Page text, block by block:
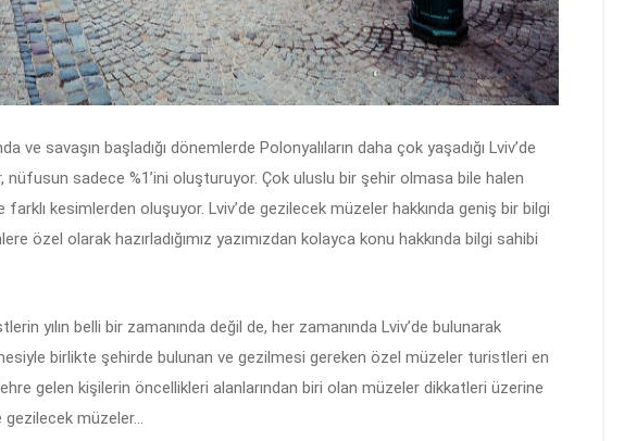
ve savaşın başladığı dönemlerde Polonyalıların daha çok yaşadığı Lviv’de
nüfusun sadece %1’ini oluşturuyor. Çok uluslu bir şehir olmasa bile halen
farklı kesimlerden oluşuyor. Lviv’de gezilecek müzeler hakkında geniş bir bilgi
özel olarak hazırladığımız yazımızdan kolayca konu hakkında bilgi sahibi
yılın belli bir zamanında değil de, her zamanında Lviv’de bulunarak
birlikte şehirde bulunan ve gezilmesi gereken özel müzeler turistleri en
gelen kişilerin öncellikleri alanlarından biri olan müzeler dikkatleri üzerine
müzeler…